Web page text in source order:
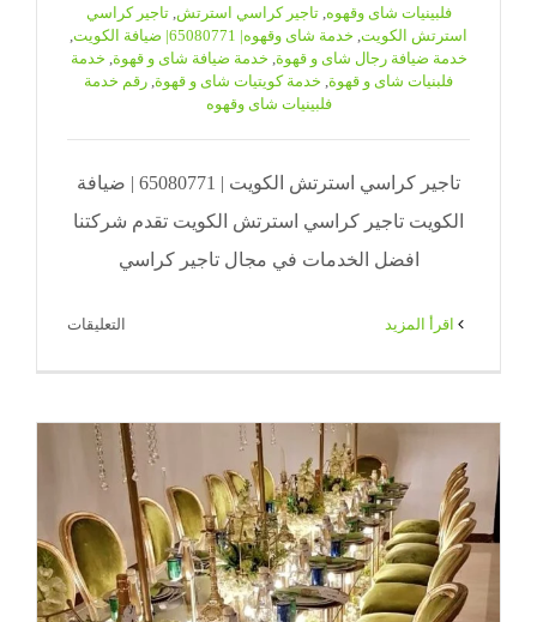
فلبينيات شاى وقهوه ,تاجير كراسي استرتش ,تاجير كراسي
استرتش الكويت خدمة شاى وقهوه| 65080771| ضيافة الكويت
خدمة ضيافة رجال شاى و قهوة خدمة ضيافة شاى و قهوة خدمة
فلبنيات شاى و قهوة خدمة كويتيات شاى و قهوة رقم خدمة
فلبينيات شاى وقهوه
تاجير كراسي استرتش الكويت | 65080771 | ضيافة
الكويت تاجير كراسي استرتش الكويت تقدم شركتنا
افضل الخدمات في مجال تاجير كراسي
التعليقات
|
ضيافة
الكويت